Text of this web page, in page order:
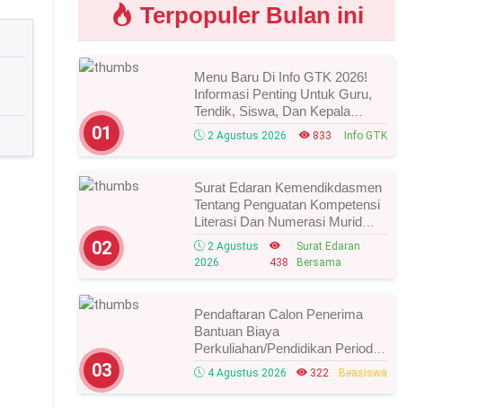
Terpopuler Bulan ini
01
Menu Baru Di Info GTK 2026!
Informasi Penting Untuk Guru,
Tendik, Siswa, Dan Kepala
Sekolah, Segera Cek Ini Batas
Waktunya!
2 Agustus 2026 833 Info GTK
02
Surat Edaran Kemendikdasmen
Tentang Penguatan Kompetensi
Literasi Dan Numerasi Murid
Tahun 2026, Ini Strategi Dan
Alurnya
2 Agustus
2026
438
Surat Edaran
Bersama
03
Pendaftaran Calon Penerima
Bantuan Biaya
Perkuliahan/Pendidikan Periode
Agustus 2026 Resmi Dibuka,
Simak Syarat Dan Jadwal
Lengkapnya
4 Agustus 2026 322 Beasiswa